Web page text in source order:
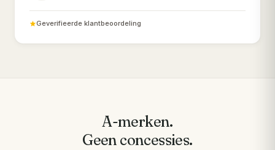
Geverifieerde klantbeoordeling
A-merken.
Geen concessies.